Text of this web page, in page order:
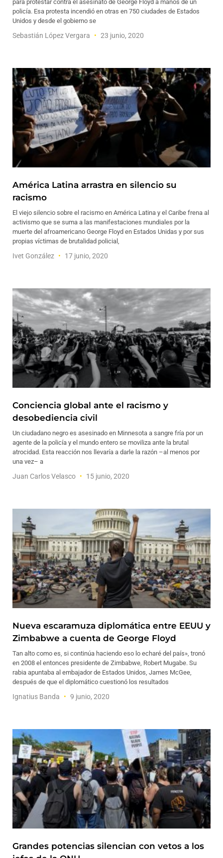
para protestar contra el asesinato de George Floyd a manos de un
policía. Esa protesta incendió en otras en 750 ciudades de Estados
Unidos y desde el gobierno se
Sebastián López Vergara 23 junio, 2020
América Latina arrastra en silencio su
racismo
El viejo silencio sobre el racismo en América Latina y el Caribe frena al
activismo que se suma a las manifestaciones mundiales por la
muerte del afroamericano George Floyd en Estados Unidas y por sus
propias víctimas de brutalidad policial,
Ivet González 17 junio, 2020
Conciencia global ante el racismo y
desobediencia civil
Un ciudadano negro es asesinado en Minnesota a sangre fría por un
agente de la policía y el mundo entero se moviliza ante la brutal
atrocidad. Esta reacción nos llevaría a darle la razón –al menos por
una vez– a
Juan Carlos Velasco 15 junio, 2020
Nueva escaramuza diplomática entre EEUU y
Zimbabwe a cuenta de George Floyd
Tan alto como es, si continúa haciendo eso lo echaré del país», tronó
en 2008 el entonces presidente de Zimbabwe, Robert Mugabe. Su
rabia apuntaba al embajador de Estados Unidos, James McGee,
después de que el diplomático cuestionó los resultados
Ignatius Banda 9 junio, 2020
Grandes potencias silencian con vetos a los